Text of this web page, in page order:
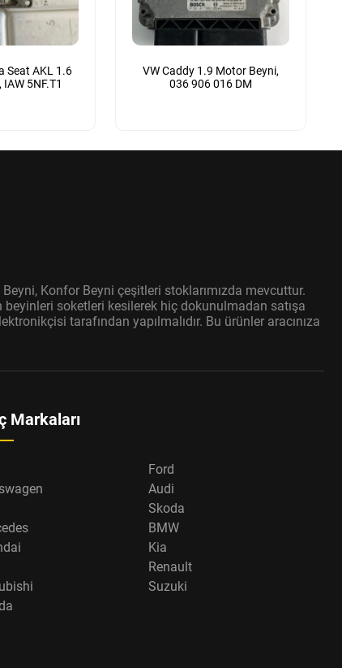
Seat AKL 1.6
5NF.T1
VW Caddy 1.9 Motor Beyni,
036 906 016 DM
Konfor Beyni çeşitleri stoklarımızda mevcuttur.
soketleri kesilerek hiç dokunulmadan satışa
tarafından yapılmalıdır. Bu ürünler aracınıza
Markaları
Ford
Audi
Skoda
BMW
Kia
Renault
Suzuki